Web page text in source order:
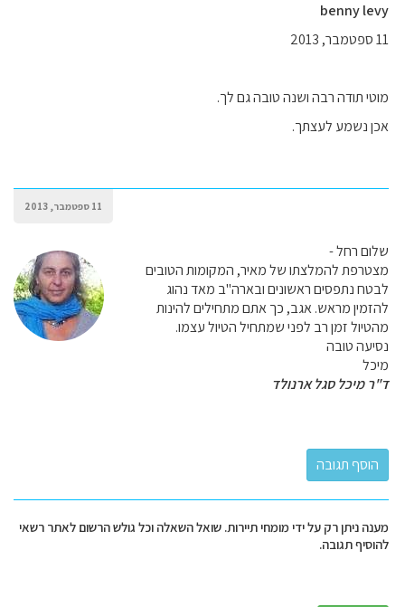
benny levy
11 ספטמבר, 2013
מוטי תודה רבה ושנה טובה גם לך.
אכן נשמע לעצתך.
11 ספטמבר, 2013
שלום רחל -
מצטרפת להמלצתו של מאיר, המקומות הטובים
לבטח נתפסים ראשונים ובארה"ב מאד נהוג
להזמין מראש. אגב, כך אתם מתחילים להינות
מהטיול זמן רב לפני שמתחיל הטיול עצמו.
נסיעה טובה
מיכל
ד"ר מיכל סגל ארנולד
מענה ניתן רק על ידי מומחי תיירות. שואל השאלה וכל גולש הרשום לאתר רשאי
להוסיף תגובה.